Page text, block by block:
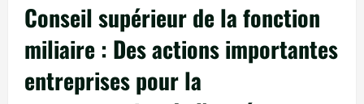
Conseil supérieur de la fonction
miliaire : Des actions importantes
entreprises pour la